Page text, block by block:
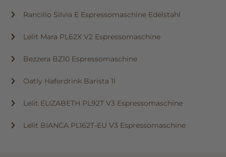
Rancilio Silvia E Espressomaschine Edelstahl
Lelit Mara PL62X V2 Espressomaschine
Bezzera BZ10 Espressomaschine
Oatly Haferdrink Barista 1l
Lelit ELIZABETH PL92T V3 Espressomaschine
Lelit BIANCA PL162T-EU V3 Espressomaschine